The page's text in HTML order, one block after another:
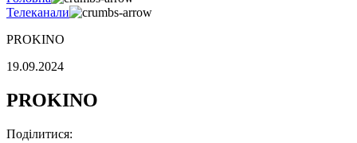
Телеканали
PROKINO
19.09.2024
PROKINO
Поділитися: